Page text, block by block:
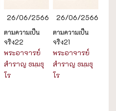
26/06/2566
ตามความเป็น
จริง22
พระอาจารย์
สำราญ ธมฺมธุ
โร
26/06/2566
ตามความเป็น
จริง21
พระอาจารย์
สำราญ ธมฺมธุ
โร